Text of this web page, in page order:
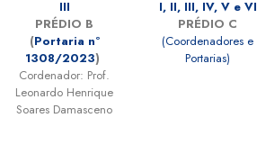
III
PRÉDIO B
(Portaria nº
1308/2023)
Cordenador: Prof.
Leonardo Henrique
Soares Damasceno
I, II, III, IV, V e VI
PRÉDIO C
(Coordenadores e
Portarias)